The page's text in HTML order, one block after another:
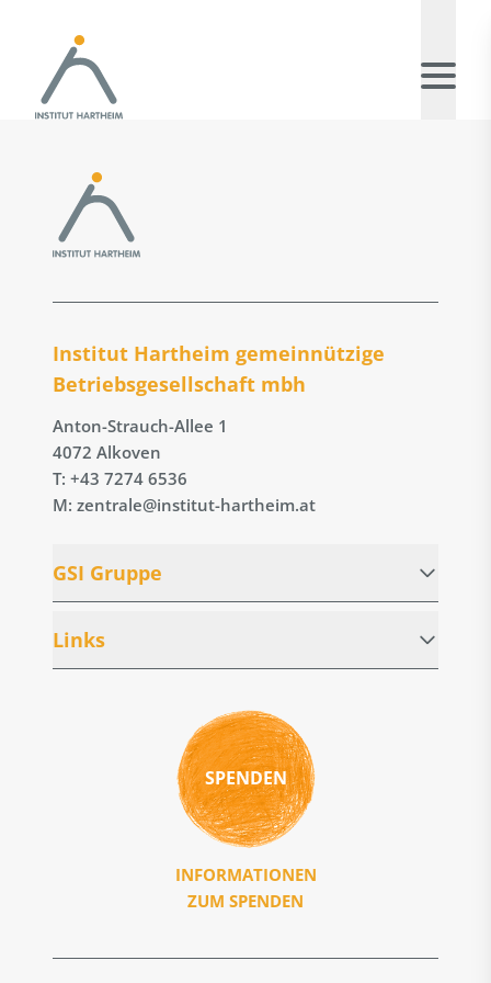
Institut Hartheim gemeinnützige
Betriebs­gesellschaft mbh
Anton-Strauch-Allee 1
4072 Alkoven
T: +43 7274 6536
M: zentrale@institut-hartheim.at
GSI Gruppe
Links
SPENDEN
INFORMATIONEN
ZUM SPENDEN